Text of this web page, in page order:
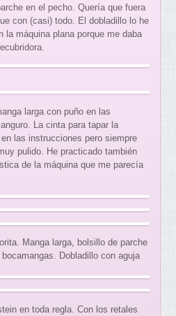
en el pecho. Quería que fuera
con (casi) todo. El dobladillo lo he
la máquina plana porque me daba
larga con puño en las
La cinta para tapar la
las instrucciones pero siempre
pulido. He practicado también
de la máquina que me parecía
Manga larga, bolsillo de parche
Dobladillo con aguja
en toda regla. Con los retales